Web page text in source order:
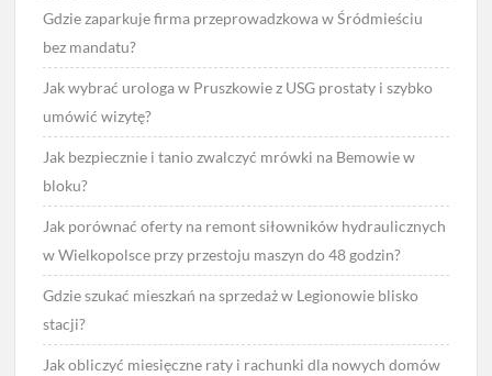
Gdzie zaparkuje firma przeprowadzkowa w Śródmieściu
bez mandatu?
Jak wybrać urologa w Pruszkowie z USG prostaty i szybko
umówić wizytę?
Jak bezpiecznie i tanio zwalczyć mrówki na Bemowie w
bloku?
Jak porównać oferty na remont siłowników hydraulicznych
w Wielkopolsce przy przestoju maszyn do 48 godzin?
Gdzie szukać mieszkań na sprzedaż w Legionowie blisko
stacji?
Jak obliczyć miesięczne raty i rachunki dla nowych domów